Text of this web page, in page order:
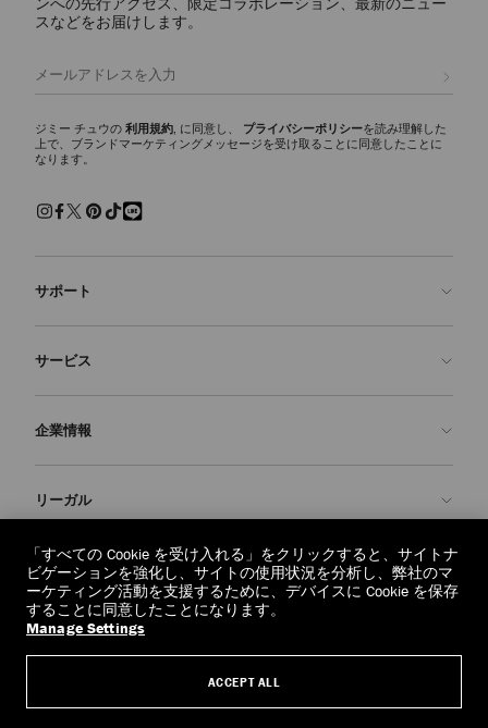
スなどをお届けします。
ジミー チュウの 利用規約, に同意し、 プライバシーポリシーを読み理解した
上で、ブランドマーケティングメッセージを受け取ることに同意したことに
なります。
サポート
よくあるご質問
返品を申請
配送
交換・返品
サービス
Made-to-Order
保証
企業情報
ブランドの歴史
JC World
社会への貢献
私たちの責任
クラフツマンシップ
リーガル
プライバシーポリシー
利用規約
忘れられる権利
個人情報開示請求フォーム
regionselector.country. (€)
「すべての Cookie を受け入れる」をクリックすると、サイトナ
ビゲーションを強化し、サイトの使用状況を分析し、弊社のマ
ーケティング活動を支援するために、デバイスに Cookie を保存
することに同意したことになります。
Manage Settings
ACCEPT ALL